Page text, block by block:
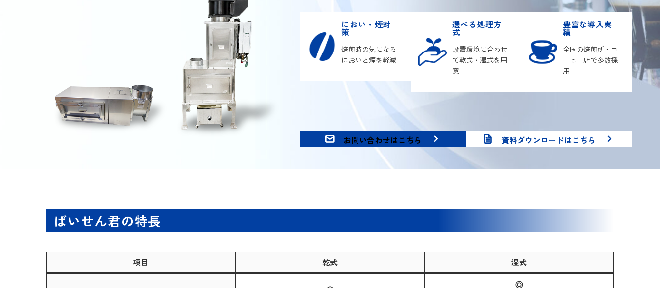
におい・煙対
策
焙煎時の気になる
においと煙を軽減
選べる処理方
式
設置環境に合わせ
て乾式・湿式を用
意
豊富な導入実
績
全国の焙煎所・コ
ーヒー店で多数採
用
お問い合わせはこちら 資料ダウンロードはこちら
ばいせん君の特長
項目 乾式 湿式